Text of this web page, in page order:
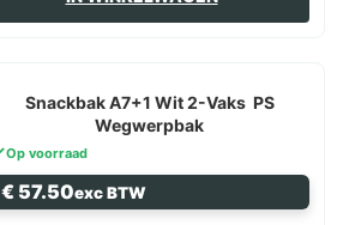
Snackbak A7+1 Wit 2-Vaks PS
Wegwerpbak
Op voorraad
€ 57.50exc BTW